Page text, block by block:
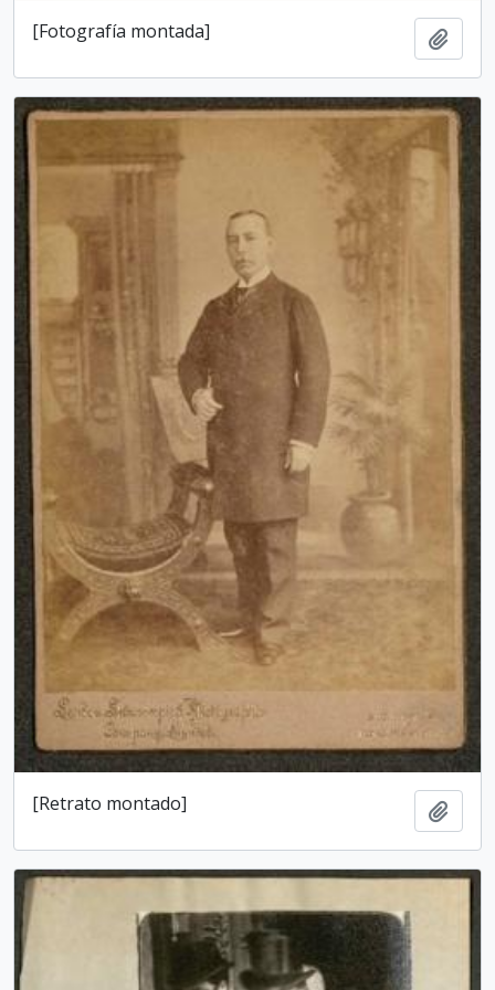
[Fotografía montada]
[Retrato montado]